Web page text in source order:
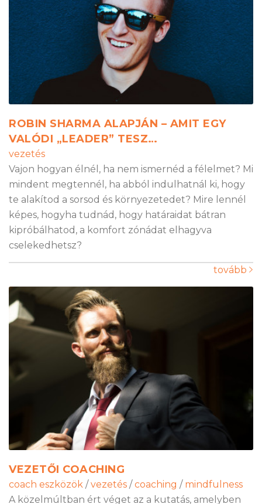
ROBIN SHARMA ALAPJÁN – AMIT EGY
VALÓDI „LEADER” TESZ…
vezetés
Vajon hogyan élnél, ha nem ismernéd a félelmet? Mi
mindent megtennél, ha abból indulhatnál ki, hogy
te alakítod a sorsod és környezetedet? Mire lennél
képes, hogyha tudnád, hogy határaidat bátran
kipróbálhatod, a komfort zónádat elhagyva
cselekedhetsz?
tovább
VEZETŐI COACHING
coach eszközök / vezetés / coaching / mindfulness
A közelmúltban ért véget az a kutatás, amelyben